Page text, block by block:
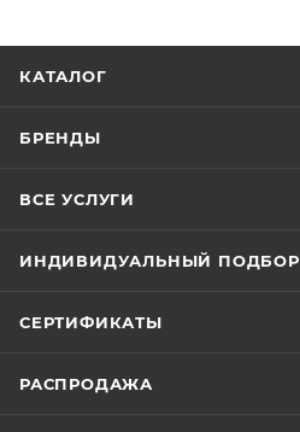
КАТАЛОГ
БРЕНДЫ
ВСЕ УСЛУГИ
ИНДИВИДУАЛЬНЫЙ ПОДБОР
СЕРТИФИКАТЫ
РАСПРОДАЖА